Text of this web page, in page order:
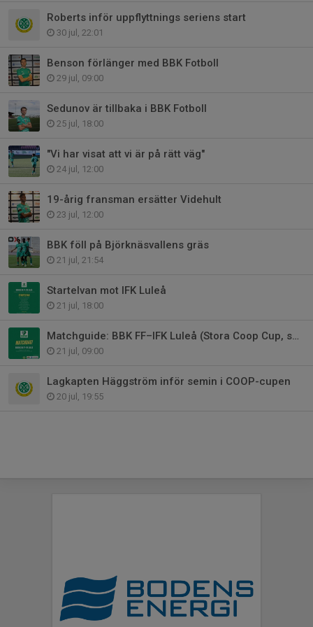
Roberts inför uppflyttnings seriens start
30 jul, 22:01
Benson förlänger med BBK Fotboll
29 jul, 09:00
Sedunov är tillbaka i BBK Fotboll
25 jul, 18:00
"Vi har visat att vi är på rätt väg"
24 jul, 12:00
19-årig fransman ersätter Videhult
23 jul, 12:00
BBK föll på Björknäsvallens gräs
21 jul, 21:54
Startelvan mot IFK Luleå
21 jul, 18:00
Matchguide: BBK FF–IFK Luleå (Stora Coop Cup, semifinal)
21 jul, 09:00
Lagkapten Häggström inför semin i COOP-cupen
20 jul, 19:55